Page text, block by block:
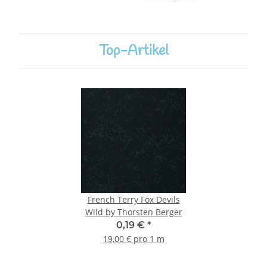
Top-Artikel
French Terry Fox Devils
Wild by Thorsten Berger
0,19 € *
19,00 € pro 1 m